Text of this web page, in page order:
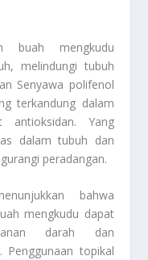
buah mengkudu
melindungi tubuh
Senyawa polifenol
terkandung dalam
antioksidan. Yang
dalam tubuh dan
peradangan.
bahwa
mengkudu dapat
darah dan
Penggunaan topikal